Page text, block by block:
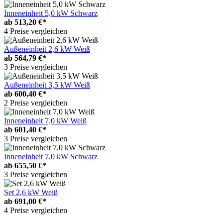
Inneneinheit 5,0 kW Schwarz
ab 513,20 €*
4 Preise vergleichen
Außeneinheit 2,6 kW Weiß
ab 564,79 €*
3 Preise vergleichen
Außeneinheit 3,5 kW Weiß
ab 600,40 €*
2 Preise vergleichen
Inneneinheit 7,0 kW Weiß
ab 601,40 €*
3 Preise vergleichen
Inneneinheit 7,0 kW Schwarz
ab 655,50 €*
3 Preise vergleichen
Set 2,6 kW Weiß
ab 691,00 €*
4 Preise vergleichen